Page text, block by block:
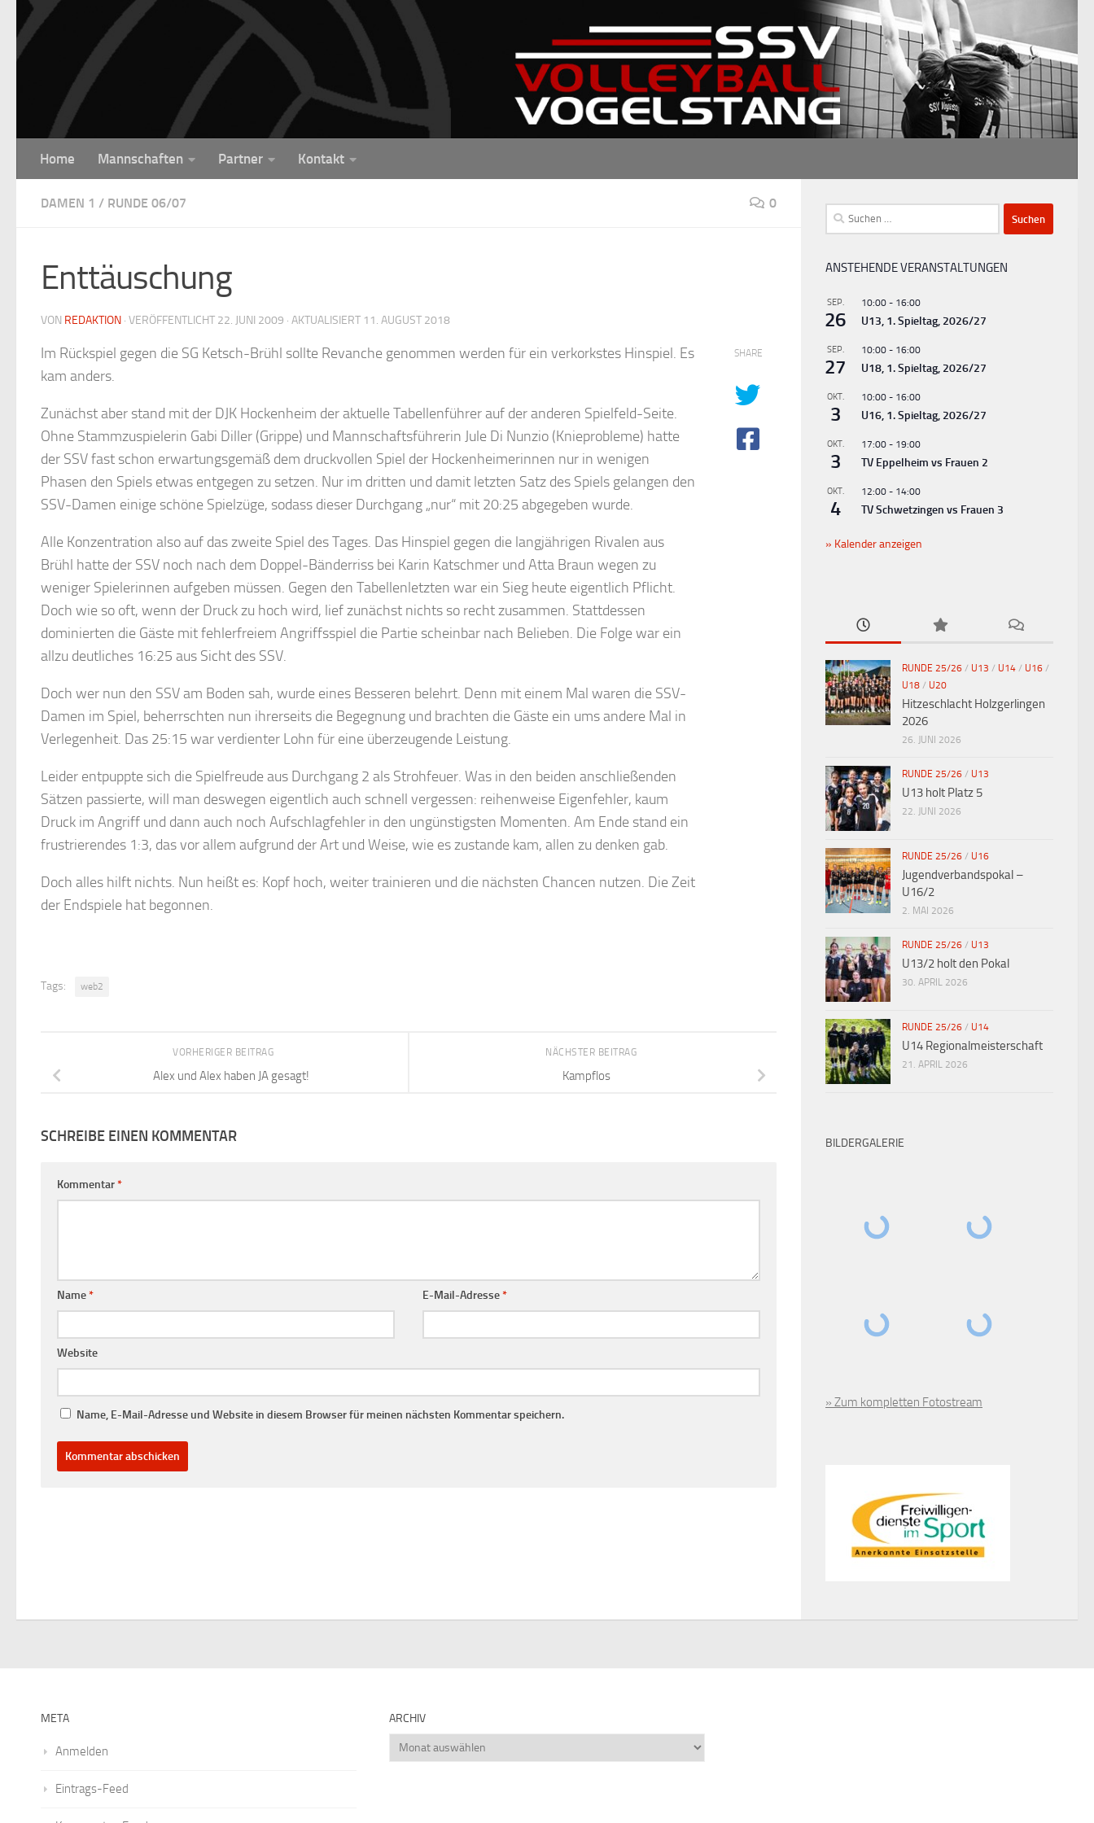
Unter dem Inhalt
Home Mannschaften Partner Kontakt
DAMEN 1 / RUNDE 06/07 0
Enttäuschung
VON REDAKTION · VERÖFFENTLICHT 22. JUNI 2009 · AKTUALISIERT 11. AUGUST 2018
Im Rückspiel gegen die SG Ketsch-Brühl sollte Revanche genommen werden für ein verkorkstes Hinspiel. Es
kam anders.
Zunächst aber stand mit der DJK Hockenheim der aktuelle Tabellenführer auf der anderen Spielfeld-Seite.
Ohne Stammzuspielerin Gabi Diller (Grippe) und Mannschaftsführerin Jule Di Nunzio (Knieprobleme) hatte
der SSV fast schon erwartungsgemäß dem druckvollen Spiel der Hockenheimerinnen nur in wenigen
Phasen den Spiels etwas entgegen zu setzen. Nur im dritten und damit letzten Satz des Spiels gelangen den
SSV-Damen einige schöne Spielzüge, sodass dieser Durchgang „nur“ mit 20:25 abgegeben wurde.
Alle Konzentration also auf das zweite Spiel des Tages. Das Hinspiel gegen die langjährigen Rivalen aus
Brühl hatte der SSV noch nach dem Doppel-Bänderriss bei Karin Katschmer und Atta Braun wegen zu
weniger Spielerinnen aufgeben müssen. Gegen den Tabellenletzten war ein Sieg heute eigentlich Pflicht.
Doch wie so oft, wenn der Druck zu hoch wird, lief zunächst nichts so recht zusammen. Stattdessen
dominierten die Gäste mit fehlerfreiem Angriffsspiel die Partie scheinbar nach Belieben. Die Folge war ein
allzu deutliches 16:25 aus Sicht des SSV.
Doch wer nun den SSV am Boden sah, wurde eines Besseren belehrt. Denn mit einem Mal waren die SSV-
Damen im Spiel, beherrschten nun ihrerseits die Begegnung und brachten die Gäste ein ums andere Mal in
Verlegenheit. Das 25:15 war verdienter Lohn für eine überzeugende Leistung.
Leider entpuppte sich die Spielfreude aus Durchgang 2 als Strohfeuer. Was in den beiden anschließenden
Sätzen passierte, will man deswegen eigentlich auch schnell vergessen: reihenweise Eigenfehler, kaum
Druck im Angriff und dann auch noch Aufschlagfehler in den ungünstigsten Momenten. Am Ende stand ein
frustrierendes 1:3, das vor allem aufgrund der Art und Weise, wie es zustande kam, allen zu denken gab.
Doch alles hilft nichts. Nun heißt es: Kopf hoch, weiter trainieren und die nächsten Chancen nutzen. Die Zeit
der Endspiele hat begonnen.
SHARE
Tags: web2
NÄCHSTER BEITRAG
Kampflos
VORHERIGER BEITRAG
Alex und Alex haben JA gesagt!
SCHREIBE EINEN KOMMENTAR
Kommentar*
Name* E-Mail-Adresse*
Website
Name, E-Mail-Adresse und Website in diesem Browser für meinen nächsten Kommentar speichern.
Suchen
nach:
ANSTEHENDE VERANSTALTUNGEN
SEP.
26
10:00 - 16:00
U13, 1. Spieltag, 2026/27
SEP.
27
10:00 - 16:00
U18, 1. Spieltag, 2026/27
OKT.
3
10:00 - 16:00
U16, 1. Spieltag, 2026/27
OKT.
3
17:00 - 19:00
TV Eppelheim vs Frauen 2
OKT.
4
12:00 - 14:00
TV Schwetzingen vs Frauen 3
Kalender anzeigen
RUNDE 25/26 / U13 / U14 / U16 /
U18 / U20
Hitzeschlacht Holzgerlingen
2026
26. JUNI 2026
RUNDE 25/26 / U13
U13 holt Platz 5
22. JUNI 2026
RUNDE 25/26 / U16
Jugendverbandspokal –
U16/2
2. MAI 2026
RUNDE 25/26 / U13
U13/2 holt den Pokal
30. APRIL 2026
RUNDE 25/26 / U14
U14 Regionalmeisterschaft
21. APRIL 2026
BILDERGALERIE
» Zum kompletten Fotostream
META
Anmelden
Eintrags-Feed
ARCHIV
Archiv